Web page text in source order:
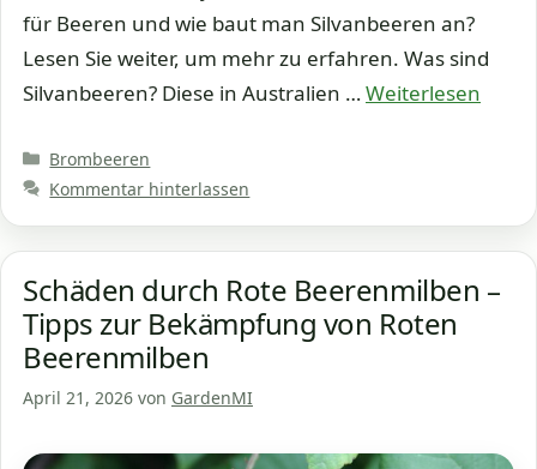
für Beeren und wie baut man Silvanbeeren an?
Lesen Sie weiter, um mehr zu erfahren. Was sind
Silvanbeeren? Diese in Australien …Weiterlesen
Kategorien
Brombeeren
Kommentar hinterlassen
Schäden durch Rote Beerenmilben –
Tipps zur Bekämpfung von Roten
Beerenmilben
April 21, 2026 von GardenMI